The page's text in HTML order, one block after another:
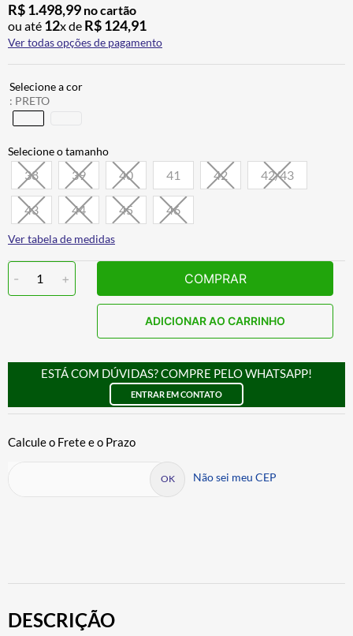
R$1.498,99 no cartão
ou até 12x de R$124,91
Ver todas opções de pagamento
: PRETO
38 39 40 41 42 42/43
43 44 45 46
Ver tabela de medidas
- 1 + COMPRAR
ADICIONAR AO CARRINHO
ESTÁ COM DÚVIDAS? COMPRE PELO WHATSAPP!
ENTRAR EM CONTATO
Não sei meu CEP
DESCRIÇÃO